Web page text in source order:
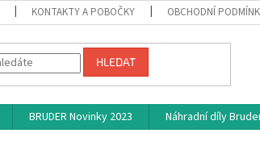
KONTAKTY A POBOČKY OBCHODNÍ
HLEDAT
BRUDER Novinky 2023 Náhradní díly